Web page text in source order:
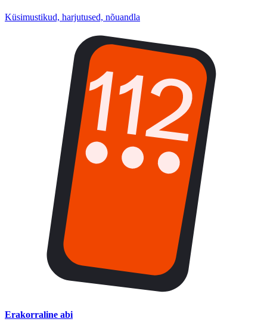
Küsimustikud, harjutused, nõuandla
Erakorraline abi